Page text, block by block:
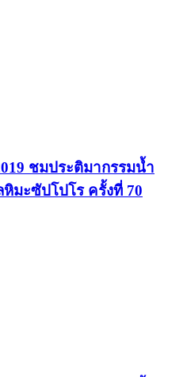
ชมประติมากรรมน้ำ
มะซัปโปโร ครั้งที่ 70